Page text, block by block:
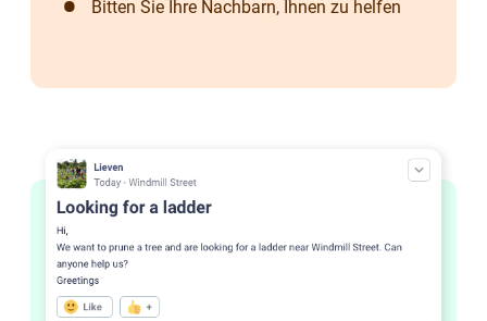
Bitten Sie Ihre Nachbarn, Ihnen zu helfen